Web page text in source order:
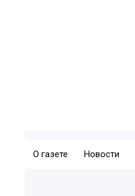
О газете Новости